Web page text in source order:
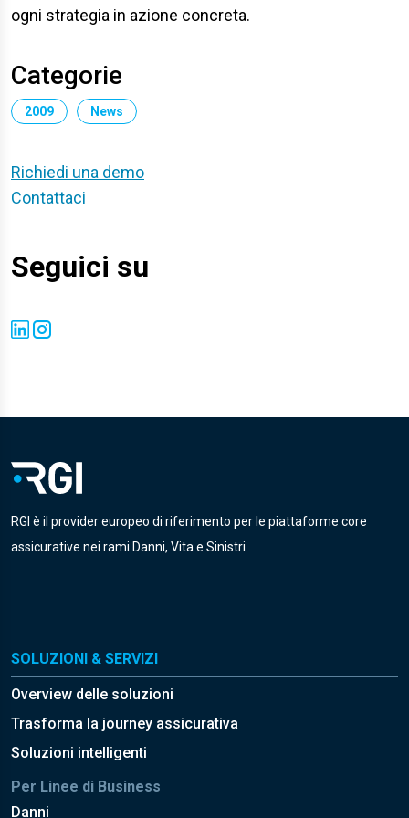
ogni strategia in azione concreta.
Categorie
2009 News
Richiedi una demo
Contattaci
Seguici su
RGI è il provider europeo di riferimento per le piattaforme core
assicurative nei rami Danni, Vita e Sinistri
SOLUZIONI & SERVIZI
Overview delle soluzioni
Trasforma la journey assicurativa
Soluzioni intelligenti
Per Linee di Business
Danni